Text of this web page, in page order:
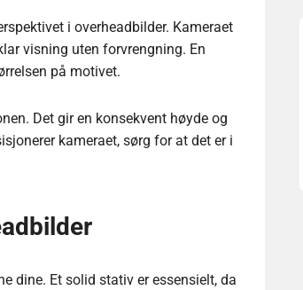
i overheadbilder. Kameraet
visning uten forvrengning. En
på motivet.
Det gir en konsekvent høyde og
kameraet, sørg for at det er i
dine. Et solid stativ er essensielt, da